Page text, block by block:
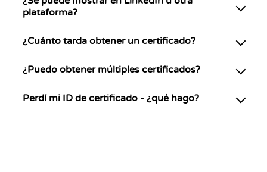
plataforma?
¿Cuánto tarda obtener un certificado?
¿Puedo obtener múltiples certificados?
Perdí mi ID de certificado - ¿qué hago?